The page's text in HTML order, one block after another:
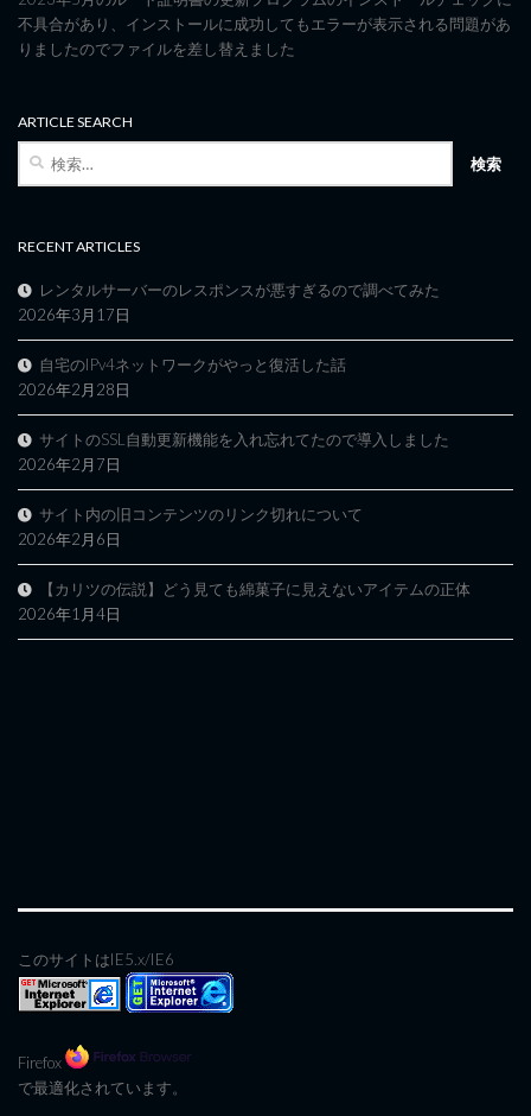
不具合があり、インストールに成功してもエラーが表示される問題があ
りましたのでファイルを差し替えました
ARTICLE SEARCH
検
RECENT ARTICLES
レンタルサーバーのレスポンスが悪すぎるので調べてみた
2026年3月17日
自宅のIPv4ネットワークがやっと復活した話
2026年2月28日
サイトのSSL自動更新機能を入れ忘れてたので導入しました
2026年2月7日
サイト内の旧コンテンツのリンク切れについて
2026年2月6日
【カリツの伝説】どう見ても綿菓子に見えないアイテムの正体
2026年1月4日
このサイトはIE5.x/IE6
Firefox
で最適化されています。